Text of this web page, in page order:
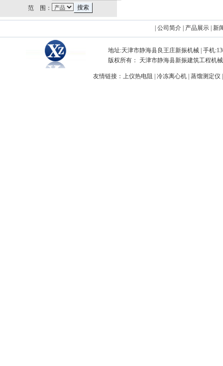
范 围：
公司简介 产品展示 新
地址:天津市静海县良王庄新振机械 | 手机
版权所有： 天津市静海县新振建筑工程机械
友情链接： 上仪热电阻 冷冻离心机 蒸馏测定仪